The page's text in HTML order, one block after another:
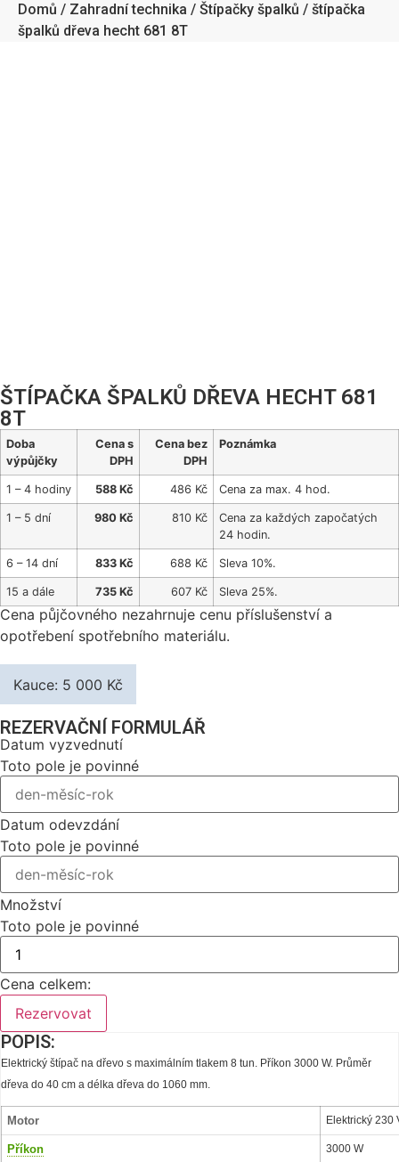
Domů / Zahradní technika / Štípačky špalků / štípačka
špalků dřeva hecht 681 8T
ŠTÍPAČKA ŠPALKŮ DŘEVA HECHT 681
8T
Doba
výpůjčky
Cena s
DPH
Cena bez
DPH
Poznámka
1 – 4 hodiny 588 Kč 486 Kč Cena za max. 4 hod.
1 – 5 dní 980 Kč 810 Kč
Cena za každých započatých
24 hodin.
6 – 14 dní 833 Kč 688 Kč Sleva 10%.
15 a dále 735 Kč 607 Kč Sleva 25%.
Cena půjčovného nezahrnuje cenu příslušenství a
opotřebení spotřebního materiálu.
Kauce: 5 000 Kč
REZERVAČNÍ FORMULÁŘ
Datum vyzvednutí
Toto pole je povinné
Datum odevzdání
Toto pole je povinné
Množství
Toto pole je povinné
Cena celkem:
Rezervovat
POPIS:
Elektrický štípač na dřevo s maximálním tlakem 8 tun. Příkon 3000 W. Průměr
dřeva do 40 cm a délka dřeva do 1060 mm.
Motor Elektrický 230
Příkon 3000 W